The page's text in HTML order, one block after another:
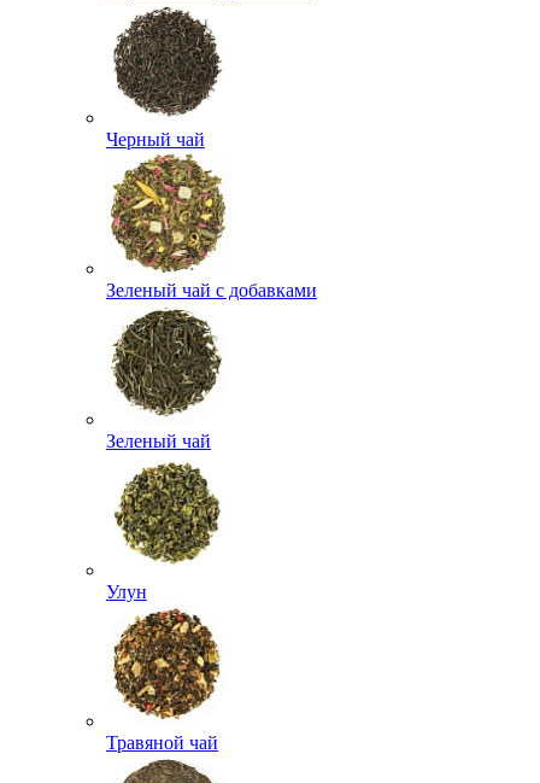
Черный чай
Зеленый чай с добавками
Зеленый чай
Улун
Травяной чай